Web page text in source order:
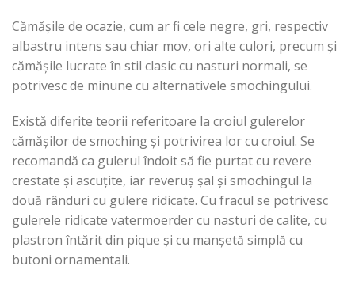
Cămășile de ocazie, cum ar fi cele negre, gri, respectiv
albastru intens sau chiar mov, ori alte culori, precum și
cămășile lucrate în stil clasic cu nasturi normali, se
potrivesc de minune cu alternativele smochingului.
Există diferite teorii referitoare la croiul gulerelor
cămășilor de smoching și potrivirea lor cu croiul. Se
recomandă ca gulerul îndoit să fie purtat cu revere
crestate și ascuțite, iar reveruș șal și smochingul la
două rânduri cu gulere ridicate. Cu fracul se potrivesc
gulerele ridicate vatermoerder cu nasturi de calite, cu
plastron întărit din pique și cu manșetă simplă cu
butoni ornamentali.